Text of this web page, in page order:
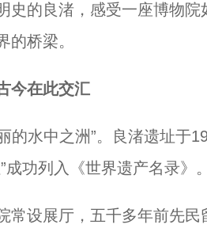
史的良渚，感受一座博物
的桥梁。
今在此交汇
水中之洲”。良渚遗址于
成功列入《世界遗产名录》
设展厅，五千多年前先民